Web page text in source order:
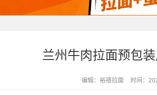
兰州牛肉拉面预包
编辑：裕禧拉面 时间：